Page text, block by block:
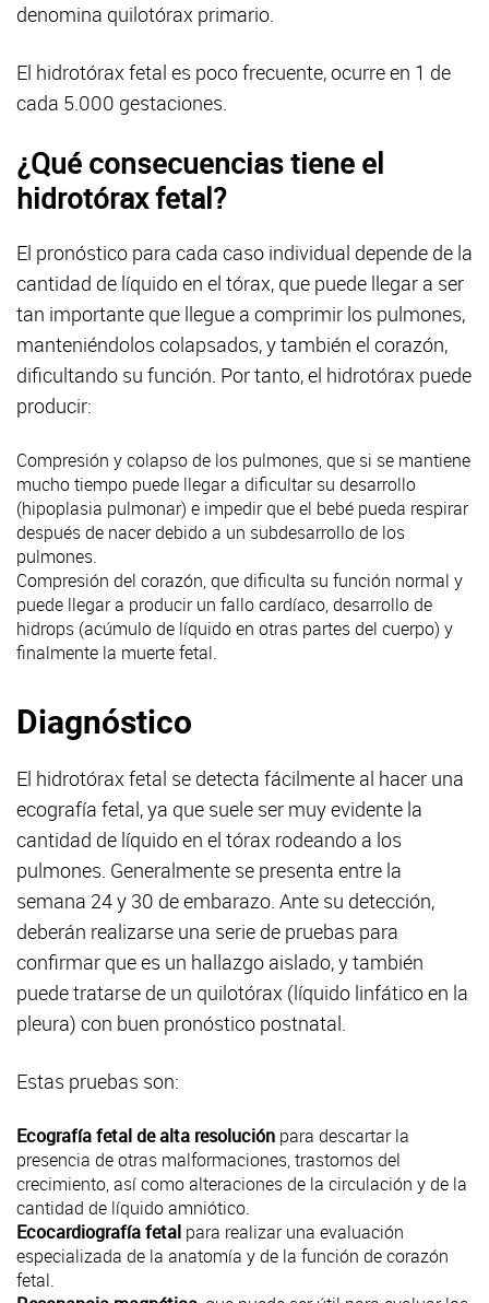
denomina quilotórax primario.
El hidrotórax fetal es poco frecuente, ocurre en 1 de
cada 5.000 gestaciones.
¿Qué consecuencias tiene el
hidrotórax fetal?
El pronóstico para cada caso individual depende de la
cantidad de líquido en el tórax, que puede llegar a ser
tan importante que llegue a comprimir los pulmones,
manteniéndolos colapsados, y también el corazón,
dificultando su función. Por tanto, el hidrotórax puede
producir:
Compresión y colapso de los pulmones, que si se mantiene
mucho tiempo puede llegar a dificultar su desarrollo
(hipoplasia pulmonar) e impedir que el bebé pueda respirar
después de nacer debido a un subdesarrollo de los
pulmones.
Compresión del corazón, que dificulta su función normal y
puede llegar a producir un fallo cardíaco, desarrollo de
hidrops (acúmulo de líquido en otras partes del cuerpo) y
finalmente la muerte fetal.
Diagnóstico
El hidrotórax fetal se detecta fácilmente al hacer una
ecografía fetal, ya que suele ser muy evidente la
cantidad de líquido en el tórax rodeando a los
pulmones. Generalmente se presenta entre la
semana 24 y 30 de embarazo. Ante su detección,
deberán realizarse una serie de pruebas para
confirmar que es un hallazgo aislado, y también
puede tratarse de un quilotórax (líquido linfático en la
pleura) con buen pronóstico postnatal.
Estas pruebas son:
Ecografía fetal de alta resolución para descartar la
presencia de otras malformaciones, trastornos del
crecimiento, así como alteraciones de la circulación y de la
cantidad de líquido amniótico.
Ecocardiografía fetal para realizar una evaluación
especializada de la anatomía y de la función de corazón
fetal.